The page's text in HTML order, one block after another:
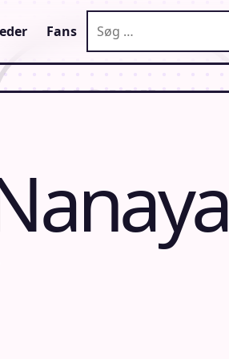
Fans